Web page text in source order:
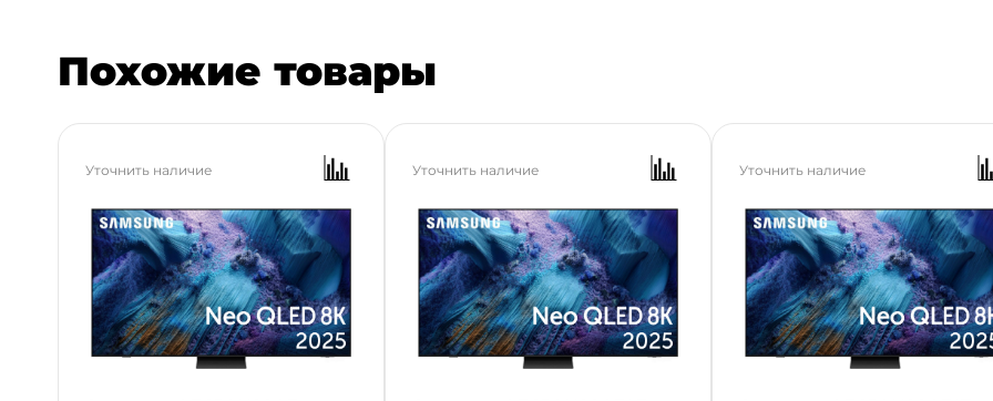
Похожие товары
Уточнить наличие Уточнить наличие Уточнить наличие